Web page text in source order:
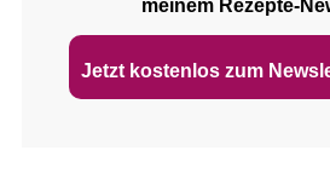
meinem
Jetzt kostenlos zum